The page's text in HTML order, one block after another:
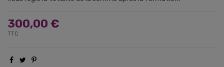
300,00 €
TTC